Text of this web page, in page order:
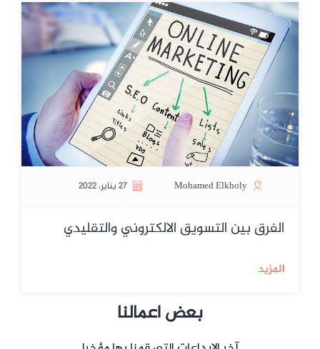
Mohamed Elkholy 27 يناير، 2022
الفرق بين التسويق الالكتروني والتقليدي
المزيد
بعض اعمالنا